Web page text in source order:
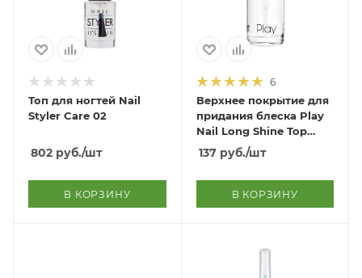
Топ для ногтей Nail
Styler Care 02
802 руб./шт
В КОРЗИНУ
6
Верхнее покрытие для
придания блеска Play
Nail Long Shine Top
Coat
137руб./шт
В КОРЗИНУ